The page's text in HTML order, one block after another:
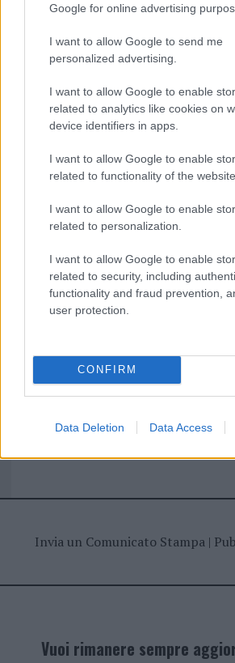
Google for online advertising
I want to allow Google to send me
personalized advertising.
I want to allow Google to enable
related to analytics like cookies on
device identifiers in apps.
I want to allow Google to enable
related to functionality of the
I want to allow Google to enable
related to personalization.
I want to allow Google to enable
related to security, including
functionality and fraud prevention,
user protection.
CONFIRM
Data Deletion Data Access
Paolo Pinna
Martina Agostina Diturco
I nostri cari
Giovannimaria Cabras
Invia un Comunicato Stampa|
Vuoi rimanere sempre